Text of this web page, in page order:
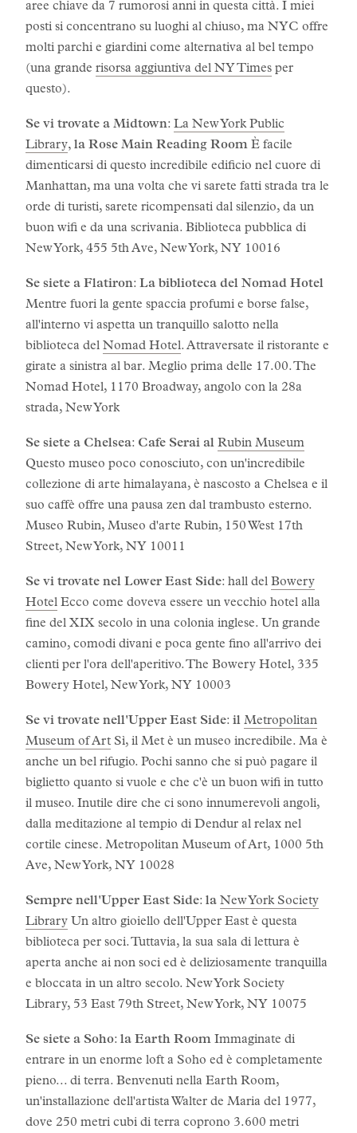
aree chiave da 7 rumorosi anni in questa città. I miei
posti si concentrano su luoghi al chiuso, ma NYC offre
molti parchi e giardini come alternativa al bel tempo
(una grande risorsa aggiuntiva del NY Times per
questo).
Se vi trovate a Midtown: La New York Public
Library, la Rose Main Reading Room È facile
dimenticarsi di questo incredibile edificio nel cuore di
Manhattan, ma una volta che vi sarete fatti strada tra le
orde di turisti, sarete ricompensati dal silenzio, da un
buon wifi e da una scrivania. Biblioteca pubblica di
New York, 455 5th Ave, New York, NY 10016
Se siete a Flatiron: La biblioteca del Nomad Hotel
Mentre fuori la gente spaccia profumi e borse false,
all'interno vi aspetta un tranquillo salotto nella
biblioteca del Nomad Hotel. Attraversate il ristorante e
girate a sinistra al bar. Meglio prima delle 17.00. The
Nomad Hotel, 1170 Broadway, angolo con la 28a
strada, New York
Se siete a Chelsea: Cafe Serai al Rubin Museum
Questo museo poco conosciuto, con un'incredibile
collezione di arte himalayana, è nascosto a Chelsea e il
suo caffè offre una pausa zen dal trambusto esterno.
Museo Rubin, Museo d'arte Rubin, 150 West 17th
Street, New York, NY 10011
Se vi trovate nel Lower East Side: hall del Bowery
Hotel Ecco come doveva essere un vecchio hotel alla
fine del XIX secolo in una colonia inglese. Un grande
camino, comodi divani e poca gente fino all'arrivo dei
clienti per l'ora dell'aperitivo. The Bowery Hotel, 335
Bowery Hotel, New York, NY 10003
Se vi trovate nell'Upper East Side: il Metropolitan
Museum of Art Sì, il Met è un museo incredibile. Ma è
anche un bel rifugio. Pochi sanno che si può pagare il
biglietto quanto si vuole e che c'è un buon wifi in tutto
il museo. Inutile dire che ci sono innumerevoli angoli,
dalla meditazione al tempio di Dendur al relax nel
cortile cinese. Metropolitan Museum of Art, 1000 5th
Ave, New York, NY 10028
Sempre nell'Upper East Side: la New York Society
Library Un altro gioiello dell'Upper East è questa
biblioteca per soci. Tuttavia, la sua sala di lettura è
aperta anche ai non soci ed è deliziosamente tranquilla
e bloccata in un altro secolo. New York Society
Library, 53 East 79th Street, New York, NY 10075
Se siete a Soho: la Earth Room Immaginate di
entrare in un enorme loft a Soho ed è completamente
pieno... di terra. Benvenuti nella Earth Room,
un'installazione dell'artista Walter de Maria del 1977,
dove 250 metri cubi di terra coprono 3.600 metri